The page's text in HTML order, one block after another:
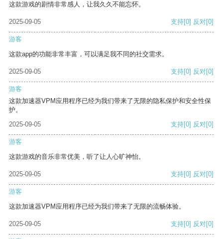
这款游戏的剧情非常感人，让我久久不能忘怀。
2025-09-05 支持[0] 反对[0]
游客
这款app的功能非常丰富，可以满足我不同的社交需求。
2025-09-05 支持[0] 反对[0]
游客
这款加速器VPM应用程序已经为我们带来了无限的隐私保护和安全性保
护。
2025-09-05
支持[0] 反对[0]
游客
这款游戏的音乐非常优美，听了让人心旷神怡。
2025-09-05 支持[0] 反对[0]
游客
这款加速器VPM应用程序已经为我们带来了无限的流畅体验。
2025-09-05 支持[0] 反对[0]